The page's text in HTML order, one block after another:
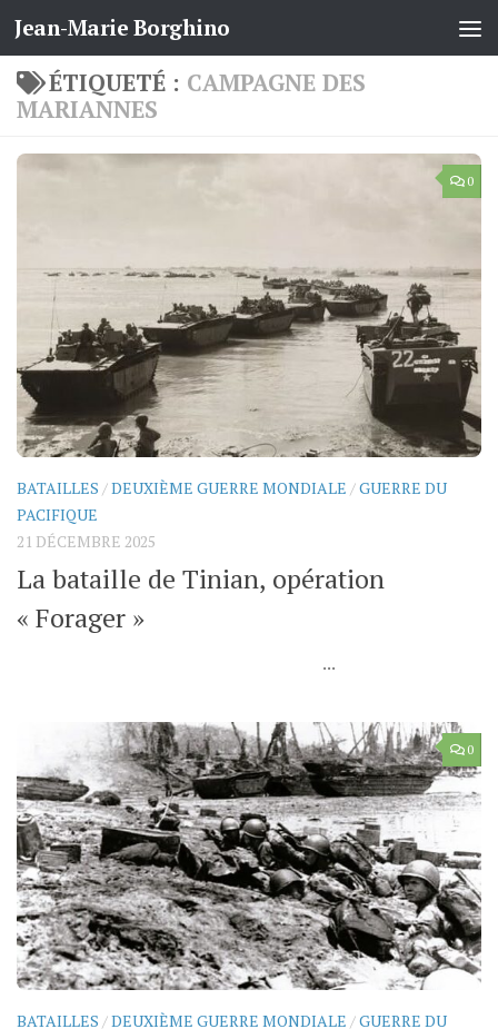
Skip to content
Jean-Marie Borghino
ÉTIQUETÉ : CAMPAGNE DES
MARIANNES
0
BATAILLES /DEUXIÈME GUERRE MONDIALE /GUERRE DU
PACIFIQUE
21 DÉCEMBRE 2025
La bataille de Tinian, opération
« Forager »
...
0
BATAILLES /DEUXIÈME GUERRE MONDIALE /GUERRE DU